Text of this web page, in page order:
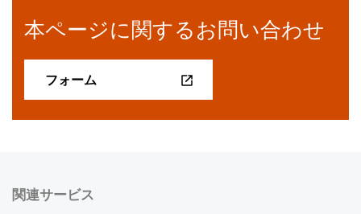
本ページに関するお問い合わせ
フォーム
関連サービス